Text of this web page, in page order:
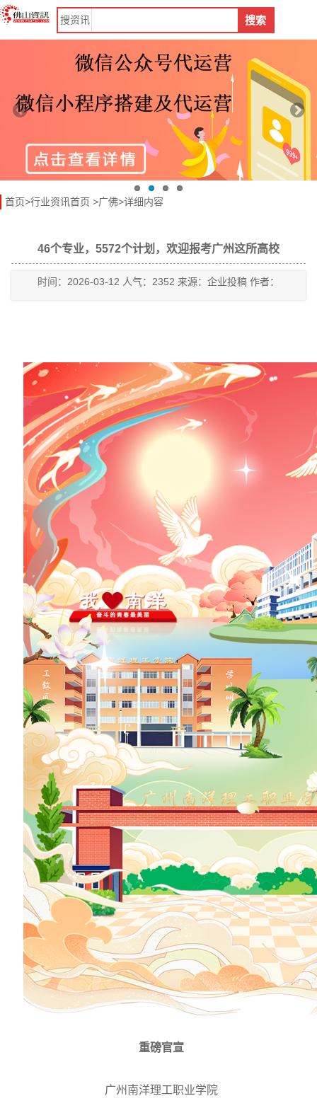
搜资讯 搜索
首页>行业资讯首页 >广佛>详细内容
46个专业，5572个计划，欢迎报考广州这所高校
时间：2026-03-12 人气：2352 来源：企业投稿 作者：
重磅官宣
广州南洋理工职业学院